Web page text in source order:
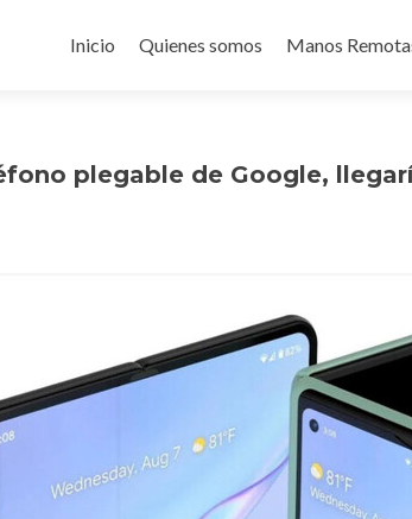
al
Inicio Quienes somos Manos
plegable de Google,